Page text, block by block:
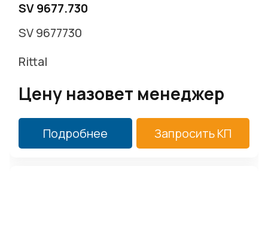
SV 9677.730
SV 9677730
Rittal
Цену назовет менеджер
Подробнее Запросить КП